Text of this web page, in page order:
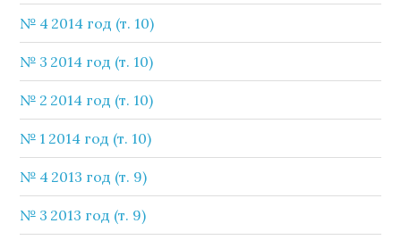
№ 4 2014 год (т. 10)
№ 3 2014 год (т. 10)
№ 2 2014 год (т. 10)
№ 1 2014 год (т. 10)
№ 4 2013 год (т. 9)
№ 3 2013 год (т. 9)